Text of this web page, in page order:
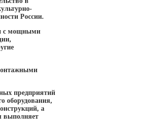
России.
с мощными
предприятий
оборудования,
а
выполняет